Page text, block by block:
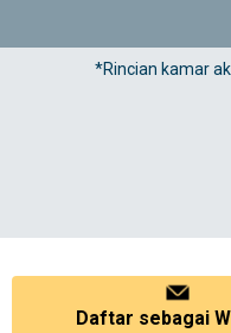
*Rincian kamar
Daftar sebagai